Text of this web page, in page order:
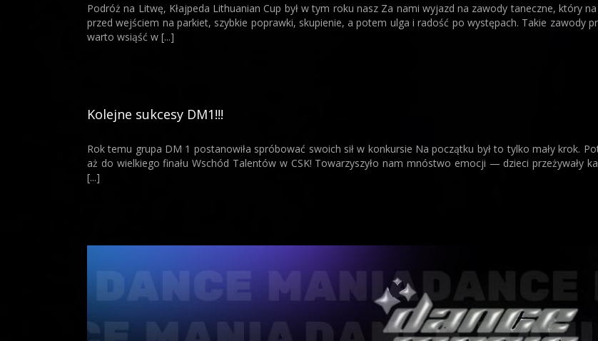
Podróż na Litwę, Kłajpeda Lithuanian Cup był w tym roku nasz Za nami wyjazd na zawody taneczne, który
przed wejściem na parkiet, szybkie poprawki, skupienie, a potem ulga i radość po występach. Takie zawody
warto wsiąść w [...]
Kolejne sukcesy DM1!!!
Rok temu grupa DM 1 postanowiła spróbować swoich sił w konkursie Na początku był to tylko mały krok.
aż do wielkiego finału Wschód Talentów w CSK! Towarzyszyło nam mnóstwo emocji — dzieci przeżywały
[...]